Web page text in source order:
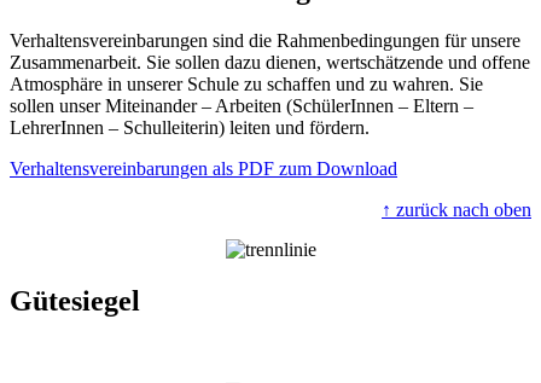
Verhaltensvereinbarungen sind die Rahmenbedingungen für unsere
Zusammenarbeit. Sie sollen dazu dienen, wertschätzende und offene
Atmosphäre in unserer Schule zu schaffen und zu wahren. Sie
sollen unser Miteinander – Arbeiten (SchülerInnen – Eltern –
LehrerInnen – Schulleiterin) leiten und fördern.
Verhaltensvereinbarungen als PDF zum Download
↑ zurück nach oben
Gütesiegel